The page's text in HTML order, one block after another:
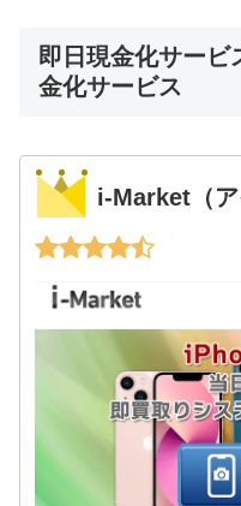
即日現金化サービ
金化サービス
i-Market（ア